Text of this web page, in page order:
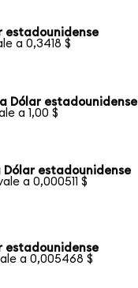
estadounidense
a 0,3418 $
Dólar estadounidense
a 1,00 $
Dólar estadounidense
a 0,000511 $
estadounidense
a 0,005468 $